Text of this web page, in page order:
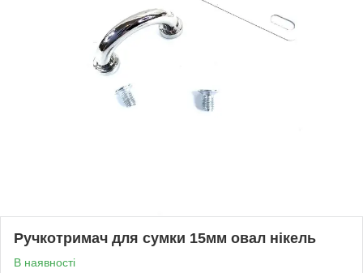
Ручкотримач для сумки 15мм овал нікель
В наявності